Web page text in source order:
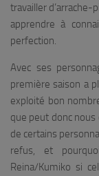
travailler d’arrache-
apprendre à
perfection.
Avec ses
première saison a
exploité bon
que peut donc
de certains
refus, et
Reina/Kumiko si